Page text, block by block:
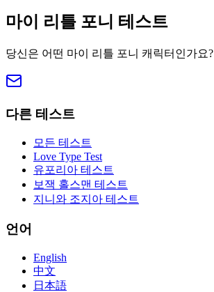
마이 리틀 포니 테스트
당신은 어떤 마이 리틀 포니 캐릭터인가요?
다른 테스트
모든 테스트
Love Type Test
유포리아 테스트
보잭 홀스맨 테스트
지니와 조지아 테스트
언어
English
中文
日本語